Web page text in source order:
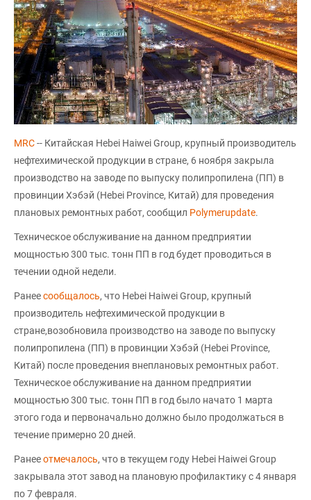
MRC-- Китайская Hebei Haiwei Group, крупный производитель
нефтехимической продукции в стране, 6 ноября закрыла
производство на заводе по выпуску полипропилена (ПП) в
провинции Хэбэй (Hebei Province, Китай) для проведения
плановых ремонтных работ, сообщил Polymerupdate.
Техническое обслуживание на данном предприятии
мощностью 300 тыс. тонн ПП в год будет проводиться в
течении одной недели.
Ранеесообщалось, что Hebei Haiwei Group, крупный
производитель нефтехимической продукции в
стране,возобновила производство на заводе по выпуску
полипропилена (ПП) в провинции Хэбэй (Hebei Province,
Китай) после проведения внеплановых ремонтных работ.
Техническое обслуживание на данном предприятии
мощностью 300 тыс. тонн ПП в год было начато 1 марта
этого года и первоначально должно было продолжаться в
течение примерно 20 дней.
Ранееотмечалось, что в текущем году Hebei Haiwei Group
закрывала этот завод на плановую профилактику с 4 января
по 7 февраля.